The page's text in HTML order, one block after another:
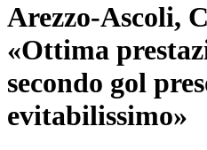
Arezzo-Ascoli,
«Ottima
secondo gol
evitabilissimo»